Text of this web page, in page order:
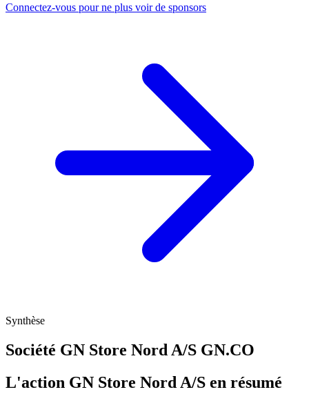
Connectez-vous pour ne plus voir de sponsors
Synthèse
Société GN Store Nord A/S GN.CO
L'action GN Store Nord A/S en résumé